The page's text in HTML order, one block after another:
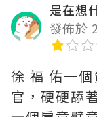
是在想
發佈於
徐 福 佑一
官，硬硬舔